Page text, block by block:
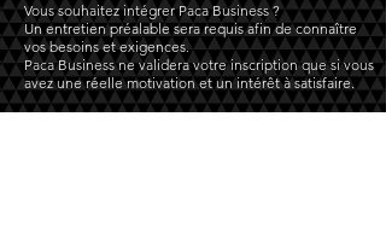
Vous souhaitez intégrer Paca Business ?
Un entretien préalable sera requis afin de connaître
vos besoins et exigences.
Paca Business ne validera votre inscription que si vous
avez une réelle motivation et un intérêt à satisfaire.